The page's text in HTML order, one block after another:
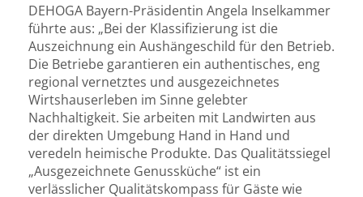
DEHOGA Bayern-Präsidentin Angela Inselkammer
führte aus: „Bei der Klassifizierung ist die
Auszeichnung ein Aushängeschild für den Betrieb.
Die Betriebe garantieren ein authentisches, eng
regional vernetztes und ausgezeichnetes
Wirtshauserleben im Sinne gelebter
Nachhaltigkeit. Sie arbeiten mit Landwirten aus
der direkten Umgebung Hand in Hand und
veredeln heimische Produkte. Das Qualitätssiegel
„Ausgezeichnete Genussküche“ ist ein
verlässlicher Qualitätskompass für Gäste wie